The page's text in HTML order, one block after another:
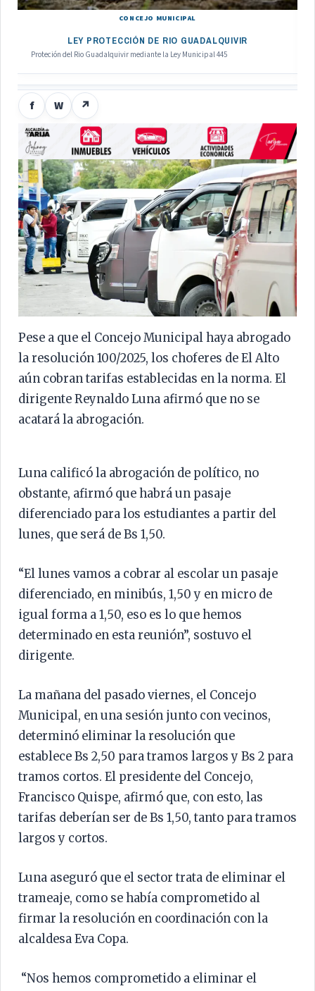
CONCEJO MUNICIPAL
LEY PROTECCIÓN DE RIO GUADALQUIVIR
Proteción del Rio Guadalquivir mediante la Ley Municipal 445
f W ↗
Pese a que el Concejo Municipal haya abrogado
la resolución 100/2025, los choferes de El Alto
aún cobran tarifas establecidas en la norma. El
dirigente Reynaldo Luna afirmó que no se
acatará la abrogación.
Luna calificó la abrogación de político, no
obstante, afirmó que habrá un pasaje
diferenciado para los estudiantes a partir del
lunes, que será de Bs 1,50.
“El lunes vamos a cobrar al escolar un pasaje
diferenciado, en minibús, 1,50 y en micro de
igual forma a 1,50, eso es lo que hemos
determinado en esta reunión”, sostuvo el
dirigente.
La mañana del pasado viernes, el Concejo
Municipal, en una sesión junto con vecinos,
determinó eliminar la resolución que
establece Bs 2,50 para tramos largos y Bs 2 para
tramos cortos. El presidente del Concejo,
Francisco Quispe, afirmó que, con esto, las
tarifas deberían ser de Bs 1,50, tanto para tramos
largos y cortos.
Luna aseguró que el sector trata de eliminar el
trameaje, como se había comprometido al
firmar la resolución en coordinación con la
alcaldesa Eva Copa.
“Nos hemos comprometido a eliminar el